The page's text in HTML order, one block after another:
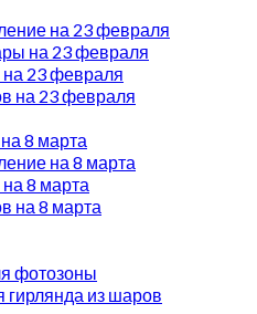
на 23 февраля
на 23 февраля
23 февраля
на 23 февраля
8 марта
на 8 марта
8 марта
на 8 марта
фотозоны
гирлянда из шаров